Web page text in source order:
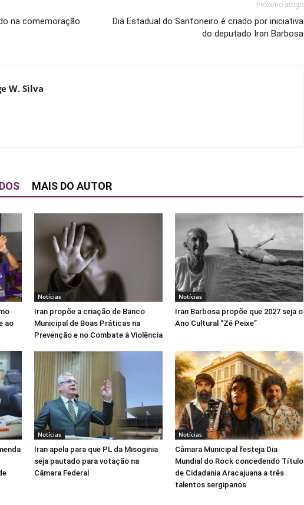
na comemoração
Próximo artigo
Dia Estadual do Sanfoneiro é criado por iniciativa
do deputado Iran Barbosa
W. Silva
MAIS DO AUTOR
ao
Notícias
Iran propõe a criação de Banco
Municipal de Boas Práticas na
Prevenção e no Combate à Violência
Notícias
Iran Barbosa propõe que 2027 seja o
Ano Cultural “Zé Peixe”
Notícias
Iran apela para que PL da Misoginia
seja pautado para votação na
Câmara Federal
Notícias
Câmara Municipal festeja Dia
Mundial do Rock concedendo Título
de Cidadania Aracajuana a três
talentos sergipanos